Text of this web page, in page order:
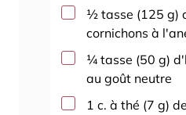
▢
½ tasse (125 g)
cornichons à
▢
¼ tasse (50 g)
au goût neutre
▢1 c. à thé (7 g)